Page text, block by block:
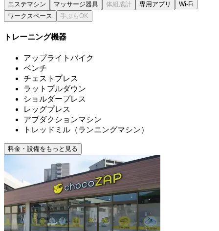
エステマシン
マッサージ器具 専用アプリ
Wi-Fi
ワークスペース
トレーニング機器
アップライトバイク
ベンチ
チェストプレス
ラットプルダウン
ショルダープレス
レッグプレス
アブダクションマシン
トレッドミル（ランニングマシン）
料金・設備をもっと見る